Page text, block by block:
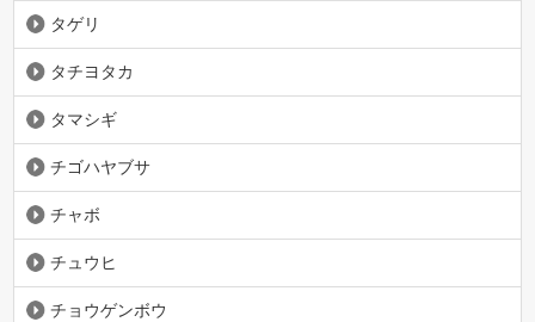
タゲリ
タチヨタカ
タマシギ
チゴハヤブサ
チャボ
チュウヒ
チョウゲンボウ